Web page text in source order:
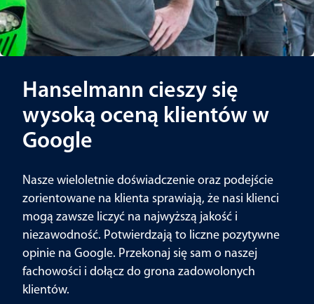
Hanselmann cieszy się
wysoką oceną klientów w
Google
Nasze wieloletnie doświadczenie oraz podejście
zorientowane na klienta sprawiają, że nasi klienci
mogą zawsze liczyć na najwyższą jakość i
niezawodność. Potwierdzają to liczne pozytywne
opinie na Google. Przekonaj się sam o naszej
fachowości i dołącz do grona zadowolonych
klientów.